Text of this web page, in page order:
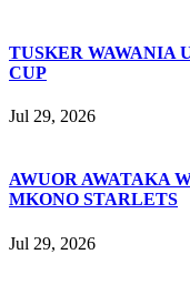
TUSKER WAWANIA
CUP
Jul 29, 2026
AWUOR AWATAKA
MKONO STARLETS
Jul 29, 2026